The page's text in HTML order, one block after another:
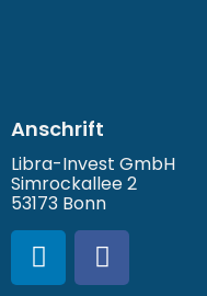
Anschrift
Libra-Invest GmbH
Simrockallee 2
53173 Bonn